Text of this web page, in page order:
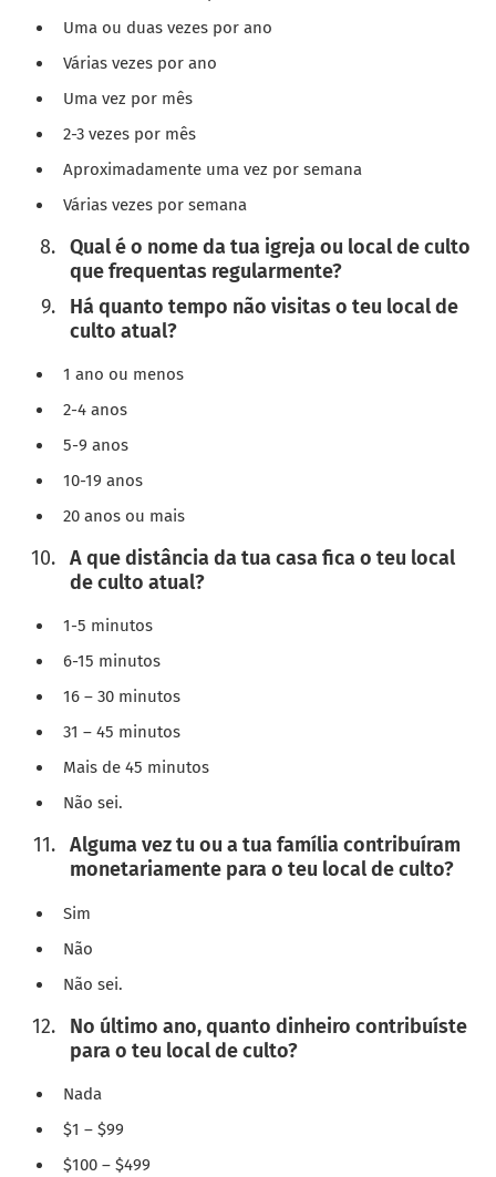
Uma ou duas vezes por ano
Várias vezes por ano
Uma vez por mês
2-3 vezes por mês
Aproximadamente uma vez por semana
Várias vezes por semana
Qual é o nome da tua igreja ou local de culto
que frequentas regularmente?
Há quanto tempo não visitas o teu local de
culto atual?
1 ano ou menos
2-4 anos
5-9 anos
10-19 anos
20 anos ou mais
A que distância da tua casa fica o teu local
de culto atual?
1-5 minutos
6-15 minutos
16 – 30 minutos
31 – 45 minutos
Mais de 45 minutos
Não sei.
Alguma vez tu ou a tua família contribuíram
monetariamente para o teu local de culto?
Sim
Não
Não sei.
No último ano, quanto dinheiro contribuíste
para o teu local de culto?
Nada
$1 – $99
$100 – $499